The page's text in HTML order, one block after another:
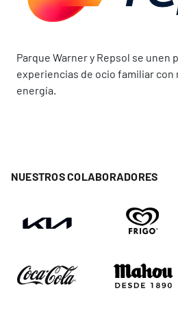
Parque Warner y Repsol se unen
experiencias de ocio familiar
energía.
NUESTROS COLABORADORES